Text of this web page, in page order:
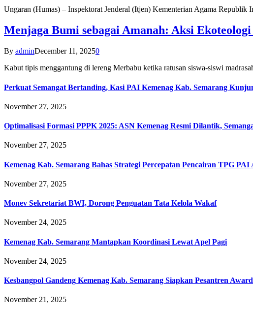
Ungaran (Humas) – Inspektorat Jenderal (Itjen) Kementerian Agama
Menjaga Bumi sebagai Amanah: Aksi
By adminDecember 11, 20250
Kabut tipis menggantung di lereng Merbabu ketika ratusan siswa-siswi
Perkuat Semangat Bertanding, Kasi PAI Kemenag Kab. Semarang
November 27, 2025
Optimalisasi Formasi PPPK 2025: ASN Kemenag Resmi Dilantik,
November 27, 2025
Kemenag Kab. Semarang Bahas Strategi Percepatan Pencairan TPG
November 27, 2025
Monev Sekretariat BWI, Dorong Penguatan Tata Kelola Wakaf
November 24, 2025
Kemenag Kab. Semarang Mantapkan Koordinasi Lewat Apel Pagi
November 24, 2025
Kesbangpol Gandeng Kemenag Kab. Semarang Siapkan Pesantren
November 21, 2025